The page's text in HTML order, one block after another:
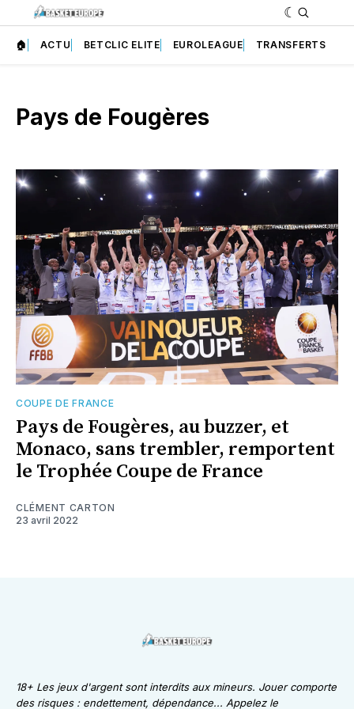
🏠 ACTU BETCLIC ELITE EUROLEAGUE TRANSFERTS
Pays de Fougères
COUPE DE FRANCE
Pays de Fougères, au buzzer, et
Monaco, sans trembler, remportent
le Trophée Coupe de France
CLÉMENT CARTON
23 avril 2022
18+ Les jeux d'argent sont interdits aux mineurs. Jouer comporte
des risques : endettement, dépendance... Appelez le